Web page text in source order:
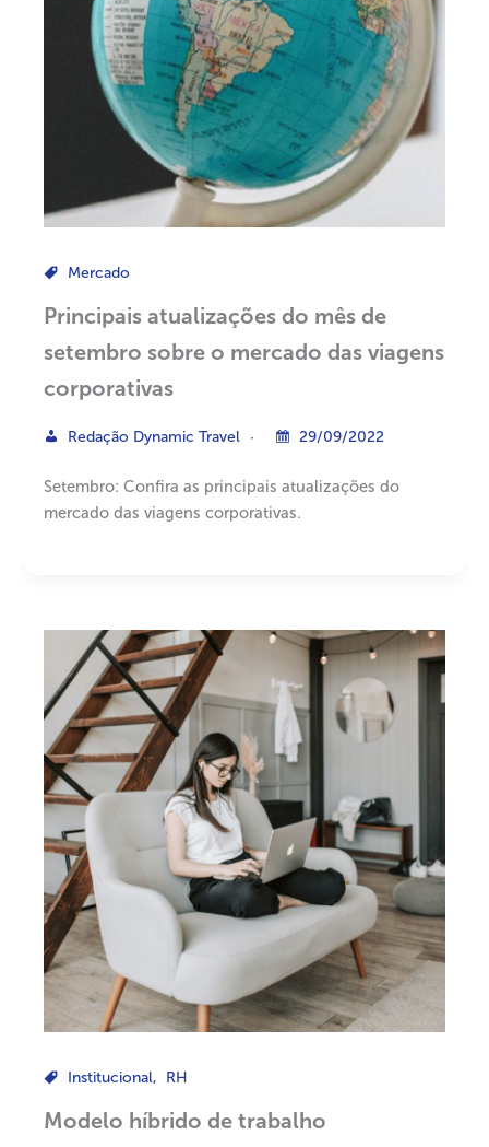
Mercado
Principais atualizações do mês de
setembro sobre o mercado das viagens
corporativas
Redação Dynamic Travel 29/09/2022
Setembro: Confira as principais atualizações do
mercado das viagens corporativas.
Institucional, RH
Modelo híbrido de trabalho